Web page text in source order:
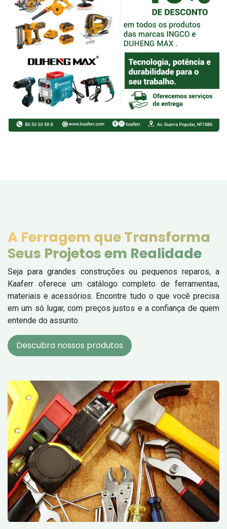
A Ferragem que Transforma
Seus Projetos em Realidade
Seja para grandes construções ou pequenos reparos, a
Kaaferr oferece um catálogo completo de ferramentas,
materiais e acessórios. Encontre tudo o que você precisa
em um só lugar, com preços justos e a confiança de quem
entende do assunto.
Descubra nossos produtos